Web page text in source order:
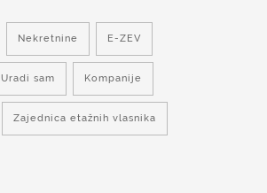
Nekretnine E-ZEV
Uradi sam Kompanije
Zajednica etažnih vlasnika